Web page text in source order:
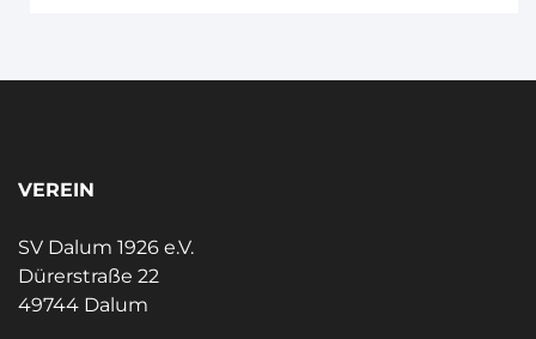
VEREIN
SV Dalum 1926 e.V.
Dürerstraße 22
49744 Dalum